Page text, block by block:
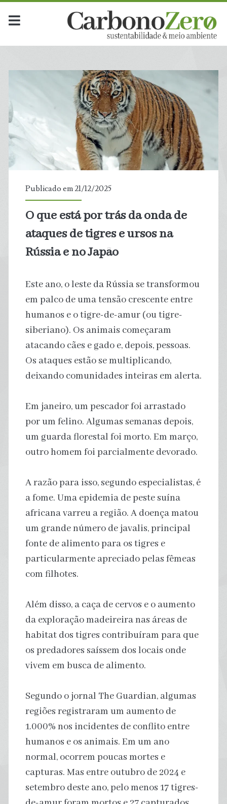
Publicado em 21/12/2025
O que está por trás da onda de
ataques de tigres e ursos na
Rússia e no Japão
Este ano, o leste da Rússia se transformou
em palco de uma tensão crescente entre
humanos e o tigre-de-amur (ou tigre-
siberiano). Os animais começaram
atacando cães e gado e, depois, pessoas.
Os ataques estão se multiplicando,
deixando comunidades inteiras em alerta.
Em janeiro, um pescador foi arrastado
por um felino. Algumas semanas depois,
um guarda florestal foi morto. Em março,
outro homem foi parcialmente devorado.
A razão para isso, segundo especialistas, é
a fome. Uma epidemia de peste suína
africana varreu a região. A doença matou
um grande número de javalis, principal
fonte de alimento para os tigres e
particularmente apreciado pelas fêmeas
com filhotes.
Além disso, a caça de cervos e o aumento
da exploração madeireira nas áreas de
habitat dos tigres contribuíram para que
os predadores saíssem dos locais onde
vivem em busca de alimento.
Segundo o jornal The Guardian, algumas
regiões registraram um aumento de
1.000% nos incidentes de conflito entre
humanos e os animais. Em um ano
normal, ocorrem poucas mortes e
capturas. Mas entre outubro de 2024 e
setembro deste ano, pelo menos 17 tigres-